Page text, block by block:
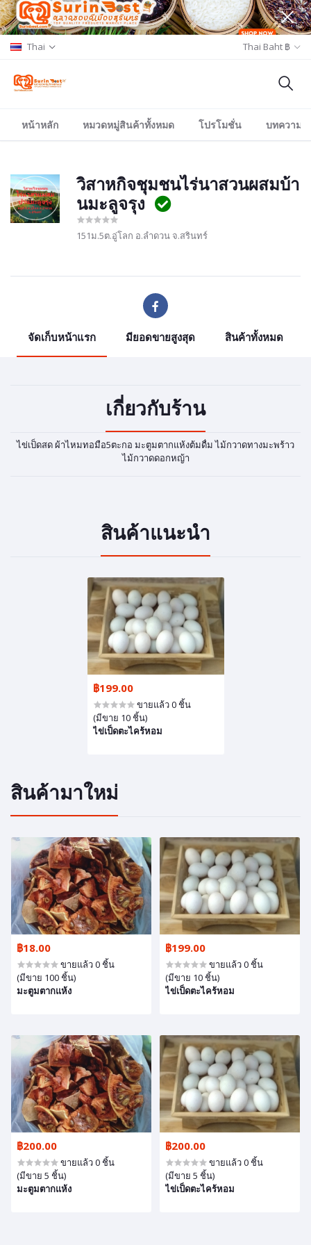
Thai Thai Baht ฿
หน้าหลัก หมวดหมู่สินค้าทั้งหมด โปรโมชั่น บทความ/
วิสาหกิจชุมชนไร่นาสวนผสมบ้า
นมะลูจรุง
151ม.5ต.อู่โลก อ.ลำดวน จ.สรินทร์
จัดเก็บหน้าแรก มียอดขายสูงสุด สินค้าทั้งหมด
เกี่ยวกับร้าน
ไข่เป็ดสด ผ้าไหมทอมือ5ตะกอ มะตูมตากแห้งต้มดื่ม ไม้กวาดทางมะพร้าว
ไม้กวาดดอกหญ้า
สินค้าแนะนำ
฿199.00
ขายแล้ว 0 ชิ้น
(มีขาย 10 ชิ้น)
ไข่เป็ดตะไคร้หอม
สินค้ามาใหม่
฿18.00
ขายแล้ว 0 ชิ้น
(มีขาย 100 ชิ้น)
มะตูมตากแห้ง
฿199.00
ขายแล้ว 0 ชิ้น
(มีขาย 10 ชิ้น)
ไข่เป็ดตะไคร้หอม
฿200.00
ขายแล้ว 0 ชิ้น
(มีขาย 5 ชิ้น)
มะตูมตากแห้ง
฿200.00
ขายแล้ว 0 ชิ้น
(มีขาย 5 ชิ้น)
ไข่เป็ดตะไคร้หอม